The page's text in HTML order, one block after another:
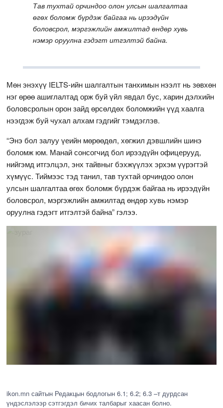
Тав тухтай орчиндоо олон улсын шалгалтаа
өгөх боломж бүрдэж байгаа нь ирээдүйн
боловсрол, мэргэжлийн амжилтад өндөр хувь
нэмэр оруулна гэдэгт итгэлтэй байна.
Мөн энэхүү IELTS-ийн шалгалтын танхимын нээлт нь зөвхөн
нэг өрөө ашиглалтад орж буй үйл явдал бус, харин дэлхийн
боловсролын орон зайд өрсөлдөх боломжийн үүд хаалга
нээгдэж буй чухал алхам гэдгийг тэмдэглэв.
“Энэ бол залуу үеийн мөрөөдөл, хөгжил дэвшлийн шинэ
боломж юм. Манай сонсогчид бол ирээдүйн офицерууд,
нийгэмд итгэлцэл, энх тайвныг бэхжүүлэх эрхэм үүрэгтэй
хүмүүс. Тиймээс тэд танил, тав тухтай орчиндоо олон
улсын шалгалтаа өгөх боломж бүрдэж байгаа нь ирээдүйн
боловсрол, мэргэжлийн амжилтад өндөр хувь нэмэр
оруулна гэдэгт итгэлтэй байна” гэлээ.
ikon.mn сайтын Редакцын бодлогын 6.1; 6.2; 6.3 –т дурдсан
үндэслэлээр сэтгэгдэл бичих талбарыг хаасан болно.